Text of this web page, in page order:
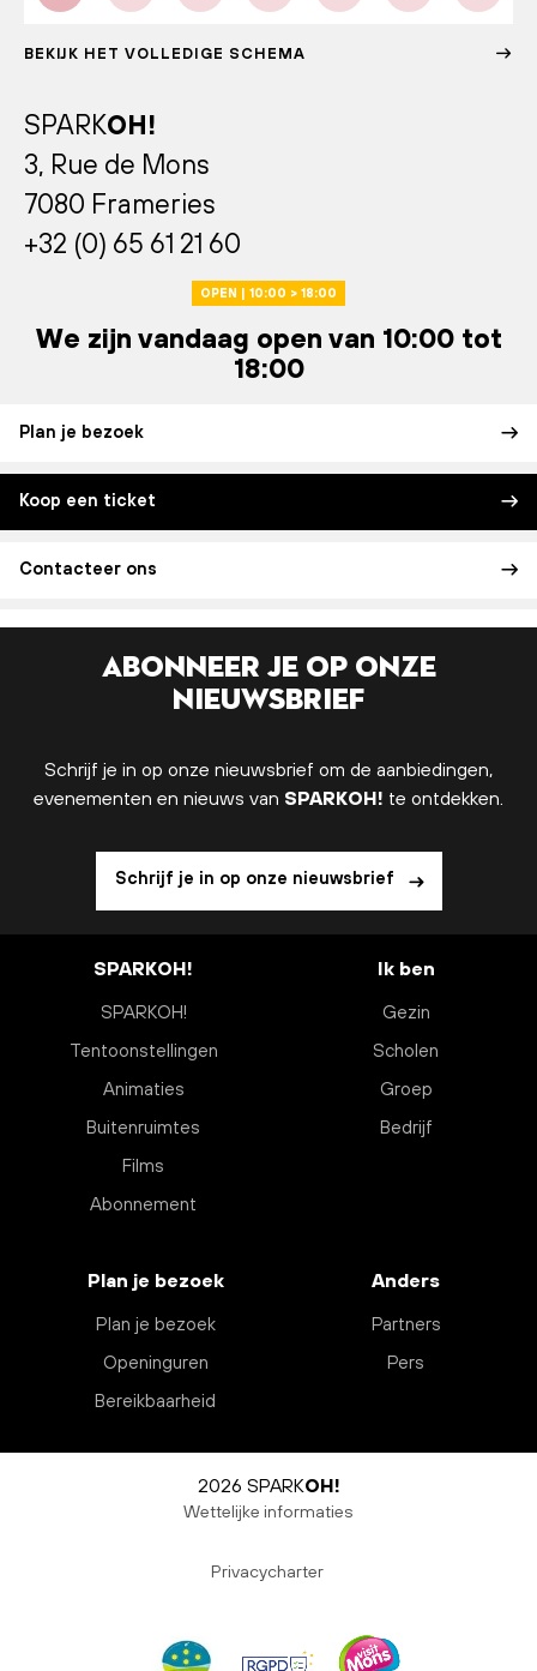
BEKIJK HET VOLLEDIGE SCHEMA
SPARKOH!
3, Rue de Mons
7080 Frameries
+32 (0) 65 61 21 60
OPEN | 10:00 > 18:00
We zijn vandaag open van 10:00 tot
18:00
Plan je bezoek
Koop een ticket
Contacteer ons
Abonneer je op onze
nieuwsbrief
Schrijf je in op onze nieuwsbrief om de aanbiedingen,
evenementen en nieuws van SPARKOH! te ontdekken.
Schrijf je in op onze nieuwsbrief
SPARKOH!
SPARKOH!
Tentoonstellingen
Animaties
Buitenruimtes
Films
Abonnement
Ik ben
Gezin
Scholen
Groep
Bedrijf
Plan je bezoek
Plan je bezoek
Openinguren
Bereikbaarheid
Anders
Partners
Pers
2026 SPARKOH!
Wettelijke informaties
Privacycharter